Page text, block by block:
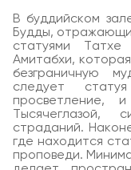
В буддийском
Будды,
статуями
Амитабхи,
безграничную
следует
просветление,
Тысячеглазой,
страданий.
где находится
проповеди.